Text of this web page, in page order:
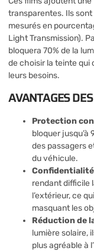
transparentes. Ils
mesurés en
Light Transmission).
bloquera 70% de la
de choisir la teinte qui
leurs besoins.
AVANTAGES
Protection
bloquer jusqu’à
des passagers
du véhicule.
Confidentialité
rendant difficile
l’extérieur, ce
masquant les
Réduction de
lumière solaire,
plus agréable à